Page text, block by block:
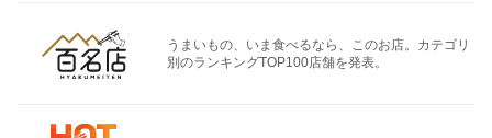
うまいもの、いま食べるなら、このお店。カテゴリ
別のランキングTOP100店舗を発表。